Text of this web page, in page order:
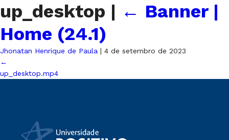
up_desktop | ← Banner |
Home (24.1)
Jhonatan Henrique de Paula | 4 de setembro de 2023
←
up_desktop.mp4